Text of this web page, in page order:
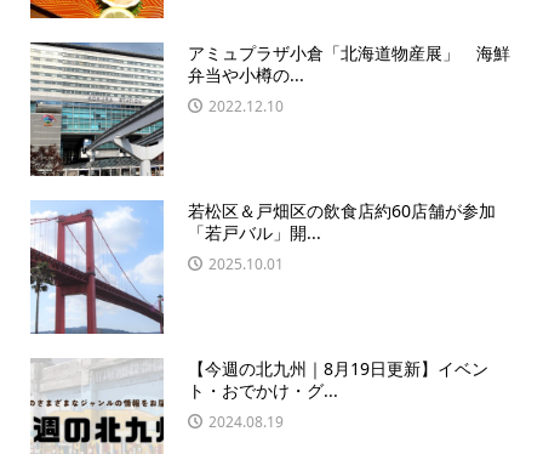
アミュプラザ小倉「北海道物産展」 海鮮
弁当や小樽の...
2022.12.10
若松区＆戸畑区の飲食店約60店舗が参加
「若戸バル」開...
2025.10.01
【今週の北九州｜8月19日更新】イベン
ト・おでかけ・グ...
2024.08.19